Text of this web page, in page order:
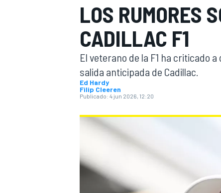
FÓRMULA E MOTO
LOS RUMORES
CADILLAC F1
El veterano de la F1 ha criticado
salida anticipada de Cadillac.
Ed Hardy
Filip Cleeren
Publicado: 4 jun 2026, 12:20